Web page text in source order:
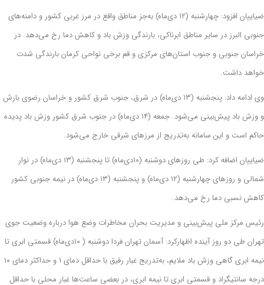
ضیاییان افزود: چهارشنبه (۱۲ دی‌ماه) به‌جز مناطق واقع در مرز غربی کشور و دامنه‌های
جنوبی البرز در سایر مناطق ابرناکی، بارندگی وزش باد و کاهش دما رخ می‌دهد. در
خراسان جنوبی و جنوب استان‌های مرکزی و قم برخی نواحی کرمان بارندگی شدت
خواهد داشت.
وی ادامه داد: پنجشنبه (۱۳ دی‌ماه) در شرق، جنوب شرق کشور و خراسان رضوی بارش
و وزش باد پیش‌بینی می‌شود. جمعه (۱۴ دی‌ماه) در جنوب شرق کشور وزش باد پدیده
حاکم است و این سامانه به‌تدریج از مرزهای شرقی خارج می‌شود.
ضیاییان اضافه کرد: طی روزهای دوشنبه (۱۰‌دی‌ماه) تا پنجشنبه (۱۳ دی‌ماه) در نوار
شمالی و روزهای چهارشنبه (۱۲ دی‌ماه) و پنجشنبه (۱۳ دی‌ماه) در نیمه جنوبی کشور
کاهش نسبی دما رخ می‌دهد.
رئیس مرکز ملی پیش‌بینی و مدیریت بحران مخاطرات وضع هوا درباره وضعیت جوی
تهران طی دو روز آینده اظهارکرد: آسمان تهران فردا دوشنبه ( ۱۰دی‌ماه) قسمتی ابری تا
نیمه ابری گاهی وزش باد ملایم، به‌تدریج غبار رقیق با حداقل دمای ۱ و حداکثر دمای ۱۰
درجه سانتیگراد و قسمتی ابری تا نیمه ابری، در بعضی ساعت‌ها غبار محلی با حداقل